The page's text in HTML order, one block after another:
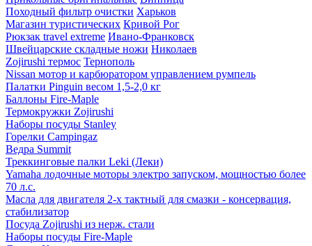
Походный фильтр очистки Харьков
Магазин туристических Кривой Рог
Рюкзак travel extreme Ивано-Франковск
Швейцарские складные ножи Николаев
Zojirushi термос Тернополь
Nissan мотор и карбюратором управлением румпель
Палатки Pinguin весом 1,5-2,0 кг
Баллоны Fire-Maple
Термокружки Zojirushi
Наборы посуды Stanley
Горелки Campingaz
Ведра Summit
Треккинговые палки Leki (Леки)
Yamaha лодочные моторы электро запуском, мощностью более
70 л.с.
Масла для двигателя 2-х тактный для смазки - консервация,
стабилизатор
Посуда Zojirushi из нерж. стали
Наборы посуды Fire-Maple